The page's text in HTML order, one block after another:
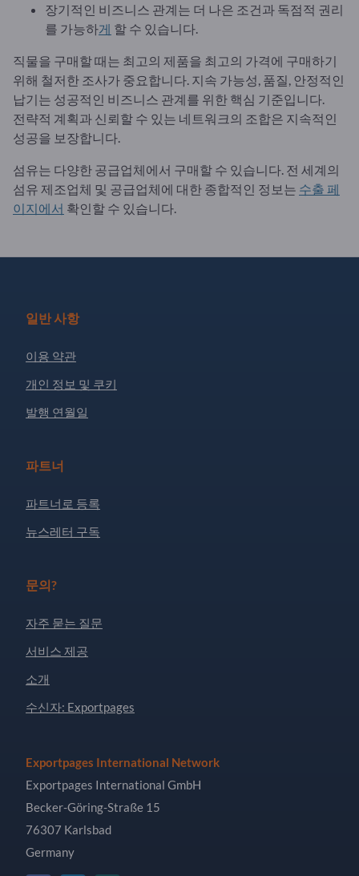
장기적인 비즈니스 관계는 더 나은 조건과 독점적 권리
를 가능하게 할 수 있습니다.
직물을 구매할 때는 최고의 제품을 최고의 가격에 구매하기
위해 철저한 조사가 중요합니다. 지속 가능성, 품질, 안정적인
납기는 성공적인 비즈니스 관계를 위한 핵심 기준입니다.
전략적 계획과 신뢰할 수 있는 네트워크의 조합은 지속적인
성공을 보장합니다.
섬유는 다양한 공급업체에서 구매할 수 있습니다. 전 세계의
섬유 제조업체 및 공급업체에 대한 종합적인 정보는 수출 페
이지에서 확인할 수 있습니다.
일반 사항
이용 약관
개인 정보 및 쿠키
발행 연월일
파트너
파트너로 등록
뉴스레터 구독
문의?
자주 묻는 질문
서비스 제공
소개
수신자: Exportpages
Exportpages International Network
Exportpages International GmbH
Becker-Göring-Straße 15
76307 Karlsbad
Germany